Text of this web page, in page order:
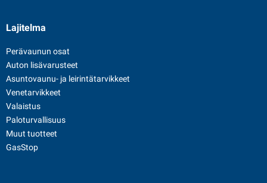
Lajitelma
Perävaunun osat
Auton lisävarusteet
Asuntovaunu- ja leirintätarvikkeet
Venetarvikkeet
Valaistus
Paloturvallisuus
Muut tuotteet
GasStop